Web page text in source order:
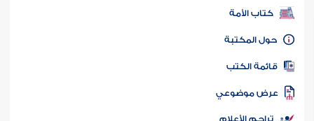
كتب PDF
كتاب الأمة
المكتبة
الكتب